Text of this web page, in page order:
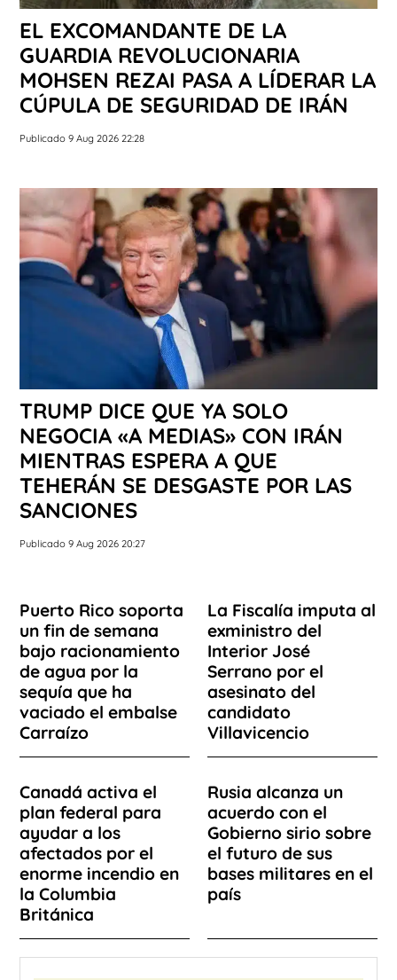
EL EXCOMANDANTE DE LA
GUARDIA REVOLUCIONARIA
MOHSEN REZAI PASA A LÍDERAR LA
CÚPULA DE SEGURIDAD DE IRÁN
Publicado 9 Aug 2026 22:28
TRUMP DICE QUE YA SOLO
NEGOCIA «A MEDIAS» CON IRÁN
MIENTRAS ESPERA A QUE
TEHERÁN SE DESGASTE POR LAS
SANCIONES
Publicado 9 Aug 2026 20:27
Puerto Rico soporta
un fin de semana
bajo racionamiento
de agua por la
sequía que ha
vaciado el embalse
Carraízo
La Fiscalía imputa al
exministro del
Interior José
Serrano por el
asesinato del
candidato
Villavicencio
Canadá activa el
plan federal para
ayudar a los
afectados por el
enorme incendio en
la Columbia
Británica
Rusia alcanza un
acuerdo con el
Gobierno sirio sobre
el futuro de sus
bases militares en el
país